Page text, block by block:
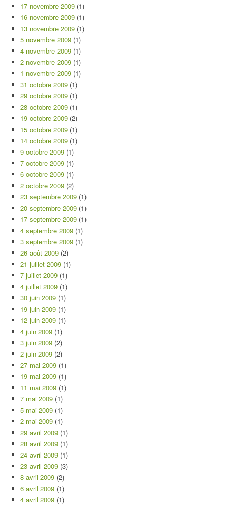
17 novembre 2009 (1)
16 novembre 2009 (1)
13 novembre 2009 (1)
5 novembre 2009 (1)
4 novembre 2009 (1)
2 novembre 2009 (1)
1 novembre 2009 (1)
31 octobre 2009 (1)
29 octobre 2009 (1)
28 octobre 2009 (1)
19 octobre 2009 (2)
15 octobre 2009 (1)
14 octobre 2009 (1)
9 octobre 2009 (1)
7 octobre 2009 (1)
6 octobre 2009 (1)
2 octobre 2009 (2)
23 septembre 2009 (1)
20 septembre 2009 (1)
17 septembre 2009 (1)
4 septembre 2009 (1)
3 septembre 2009 (1)
26 août 2009 (2)
21 juillet 2009 (1)
7 juillet 2009 (1)
4 juillet 2009 (1)
30 juin 2009 (1)
19 juin 2009 (1)
12 juin 2009 (1)
4 juin 2009 (1)
3 juin 2009 (2)
2 juin 2009 (2)
27 mai 2009 (1)
19 mai 2009 (1)
11 mai 2009 (1)
7 mai 2009 (1)
5 mai 2009 (1)
2 mai 2009 (1)
29 avril 2009 (1)
28 avril 2009 (1)
24 avril 2009 (1)
23 avril 2009 (3)
8 avril 2009 (2)
6 avril 2009 (1)
4 avril 2009 (1)